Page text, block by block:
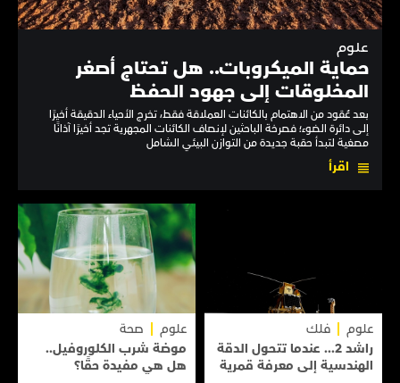
علوم
حماية الميكروبات.. هل تحتاج أصغر
المخلوقات إلى جهود الحفظ
بعد عُقود من الاهتمام بالكائنات العملاقة فقط، تخرج الأحياء الدقيقة أخيرًا
إلى دائرة الضوء؛ فصرخة الباحثين لإنصاف الكائنات المجهرية تجد أخيرًا آذانًا
مصغية لتبدأ حقبة جديدة من التوازن البيئي الشامل
اقرأ
علوم
فلك
راشد 2... عندما تتحول الدقة
الهندسية إلى معرفة قمرية
علوم
صحة
موضة شرب الكلوروفيل..
هل هي مفيدة حقًا؟